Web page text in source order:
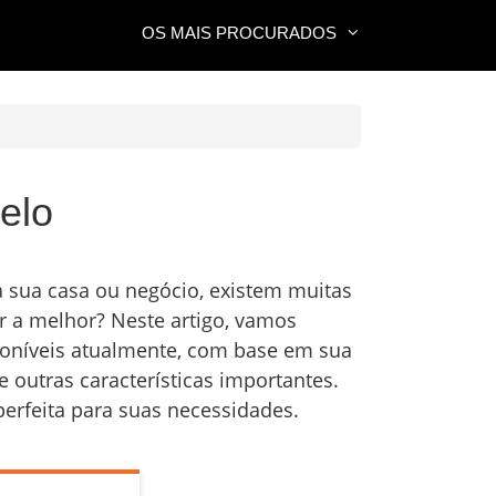
OS MAIS PROCURADOS
casa ou negócio, existem muitas
melhor? Neste artigo, vamos
atualmente, com base em sua
outras características importantes.
para suas necessidades.